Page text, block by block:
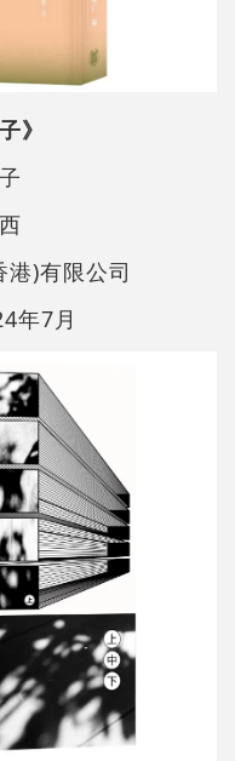
》
)有限公司
年7月